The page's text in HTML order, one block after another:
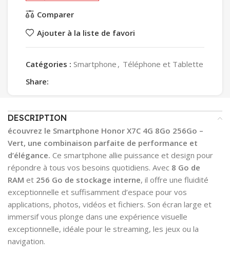
Comparer
Ajouter à la liste de favori
Catégories : Smartphone , Téléphone et Tablette
Share:
DESCRIPTION
écouvrez le Smartphone Honor X7C 4G 8Go 256Go –
Vert, une combinaison parfaite de performance et
d’élégance. Ce smartphone allie puissance et design pour
répondre à tous vos besoins quotidiens. Avec 8 Go de
RAM et 256 Go de stockage interne, il offre une fluidité
exceptionnelle et suffisamment d’espace pour vos
applications, photos, vidéos et fichiers. Son écran large et
immersif vous plonge dans une expérience visuelle
exceptionnelle, idéale pour le streaming, les jeux ou la
navigation.